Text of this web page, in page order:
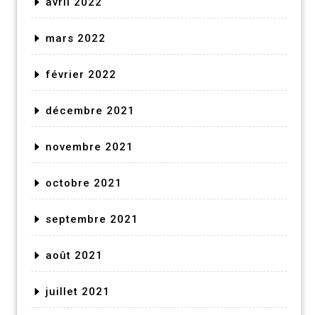
mars 2022
février 2022
décembre 2021
novembre 2021
octobre 2021
septembre 2021
août 2021
juillet 2021